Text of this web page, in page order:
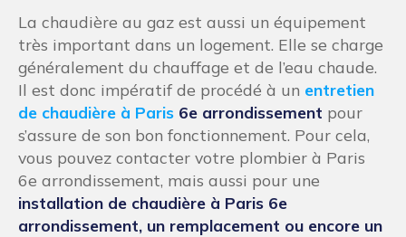
La chaudière au gaz est aussi un équipement
très important dans un logement. Elle se charge
généralement du chauffage et de l’eau chaude.
Il est donc impératif de procédé à un entretien
de chaudière à Paris 6e arrondissement pour
s’assure de son bon fonctionnement. Pour cela,
vous pouvez contacter votre plombier à Paris
6e arrondissement, mais aussi pour une
installation de chaudière à Paris 6e
arrondissement, un remplacement ou encore un